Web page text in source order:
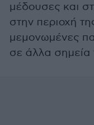
μέδουσες και
στην περιοχή
μεμονωμένες
σε άλλα σημεία